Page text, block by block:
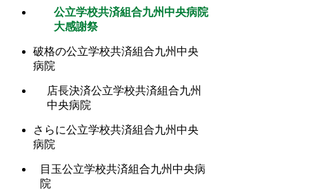
公立学校共済組合九州中央病院
大感謝祭
破格の公立学校共済組合九州中央
病院
店長決済公立学校共済組合九州
中央病院
さらに公立学校共済組合九州中央
病院
目玉公立学校共済組合九州中央病
院